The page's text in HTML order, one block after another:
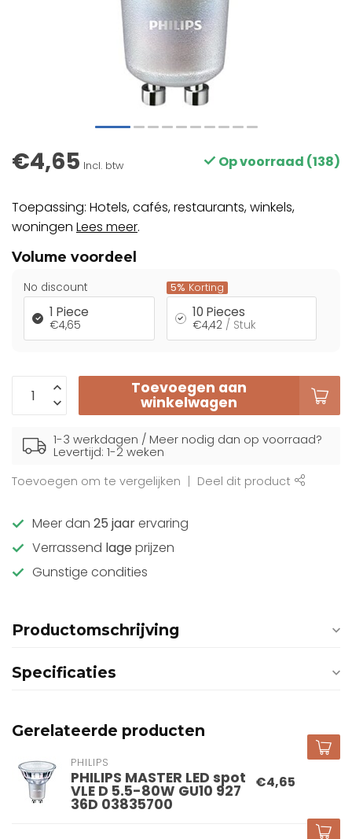
€4,65 Incl. btw Op voorraad (138)
Toepassing: Hotels, cafés, restaurants, winkels,
woningen Lees meer.
Volume voordeel
No discount
1 Piece
€4,65
5% Korting
10 Pieces
€4,42 / Stuk
Toevoegen aan
winkelwagen
1-3 werkdagen / Meer nodig dan op voorraad?
Levertijd: 1-2 weken
Toevoegen om te vergelijken
Deel dit product
Meer dan 25 jaarervaring
Verrassend lage prijzen
Gunstige condities
Productomschrijving
Specificaties
Gerelateerde producten
PHILIPS
PHILIPS MASTER LED spot
VLE D 5.5-80W GU10 927
36D 03835700
€4,65